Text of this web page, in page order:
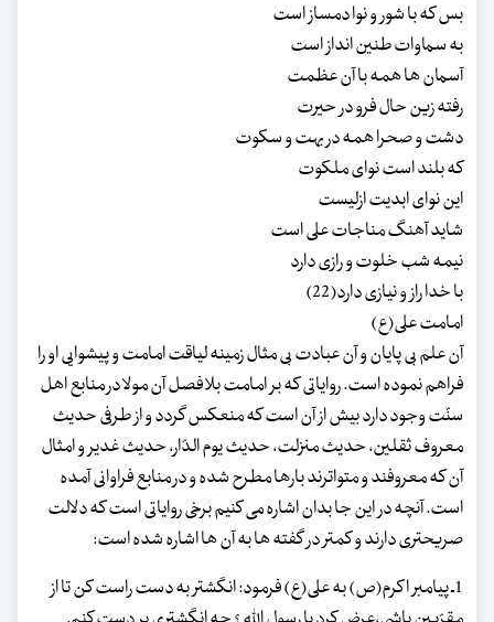
بس که با شور و نوا دمساز است
به سماوات طنین انداز است
آسمان ها همه با آن عظمت
رفته زین حال فرو در حیرت
دشت و صحرا همه در بهت و سکوت
که بلند است نوای ملکوت
این نوای ابدیت ازلیست
شاید آهنگ مناجات علی است
نیمه شب خلوت و رازی دارد
با خدا راز و نیازی دارد(22)
امامت علی(ع)
آن علم بی پایان و آن عبادت بی مثال زمینه لیاقت امامت و پیشوایی او را
فراهم نموده است. روایاتی که بر امامت بلافصل آن مولا در منابع اهل
سنّت وجود دارد بیش از آن است که منعکس گردد و از طرفی حدیث
معروف ثقلین، حدیث منزلت، حدیث یوم الدّار، حدیث غدیر و امثال
آن که معروفند و متواترند بارها مطرح شده و در منابع فراوانی آمده
است. آنچه در این جا بدان اشاره می کنیم برخی روایاتی است که دلالت
صریحتری دارند و کمتر در گفته ها به آن ها اشاره شده است:
1ـ پیامبر اکرم(ص) به علی(ع) فرمود: انگشتر به دست راست کن تا از